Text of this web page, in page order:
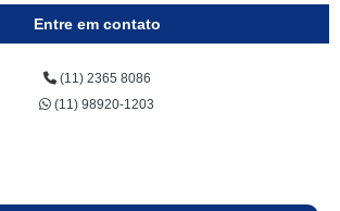
Entre em contato
(11) 2365 8086
(11) 98920-1203